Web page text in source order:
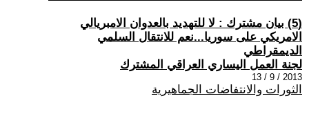
(5) بيان مشترك : لا للتهديد بالعدوان الامبريالي
الامريكي على سوريا...نعم للانتقال السلمي
الديمقراطي
لجنة العمل اليساري العراقي المشترك
2013 / 9 / 13
الثورات والانتفاضات الجماهيرية